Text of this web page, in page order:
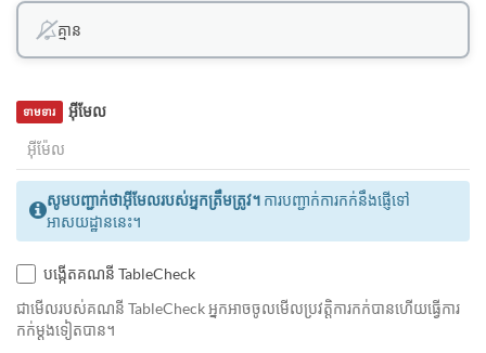
គ្មាន
អ៊ីមែល
ទាមទារ
សូមបញ្ជាក់ថាអ៊ីមែលរបស់អ្នកត្រឹមត្រូវ។ ការបញ្ជាក់ការកក់នឹងផ្ញើទៅ
អាសយដ្ឋាននេះ។
បង្កើតគណនី TableCheck
ជាមេីលរបស់គណនី TableCheck អ្នកអាចចូលមើលប្រវត្តិការកក់បានហើយធ្វើការ
កក់ម្ដងទៀតបាន។